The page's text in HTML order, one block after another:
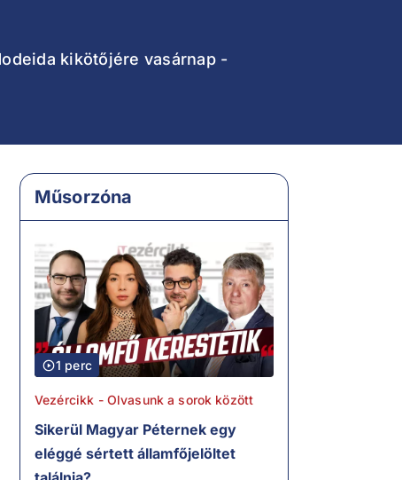
kikötőjére vasárnap -
Műsorzóna
1 perc
Vezércikk - Olvasunk a sorok között
Sikerül Magyar Péternek egy
eléggé sértett államfőjelöltet